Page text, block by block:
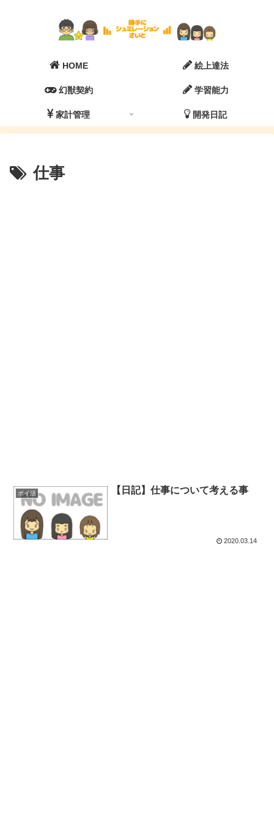
HOME 絵上達法
幻獣契約 学習能力
家計管理 開発日記
仕事
ポイ活 【日記】仕事について考える事
2020.03.14